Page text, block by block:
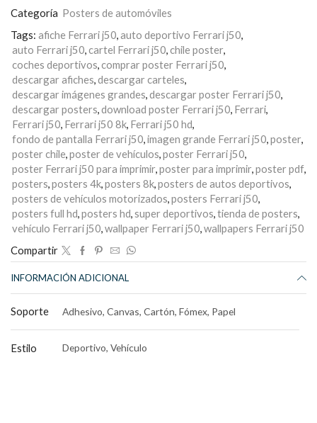
Categoría Posters de automóviles
Tags: afiche Ferrari j50,auto deportivo Ferrari j50,
auto Ferrari j50, cartel Ferrari j50, chile poster,
coches deportivos, comprar poster Ferrari j50,
descargar afiches,descargar carteles,
descargar imágenes grandes,descargar poster Ferrari j50,
descargar posters,download poster Ferrari j50, Ferrari,
Ferrari j50, Ferrari j50 8k, Ferrari j50 hd,
fondo de pantalla Ferrari j50,imagen grande Ferrari j50,poster,
poster chile,poster de vehículos,poster Ferrari j50,
poster Ferrari j50 para imprimir,poster para imprimir,poster pdf,
posters,posters 4k,posters 8k,posters de autos deportivos,
posters de vehículos motorizados,posters Ferrari j50,
posters full hd,posters hd,super deportivos,tienda de posters,
vehículo Ferrari j50,wallpaper Ferrari j50,wallpapers Ferrari j50
Compartir
INFORMACIÓN ADICIONAL
Soporte Adhesivo, Canvas, Cartón, Fómex, Papel
Estilo Deportivo, Vehículo